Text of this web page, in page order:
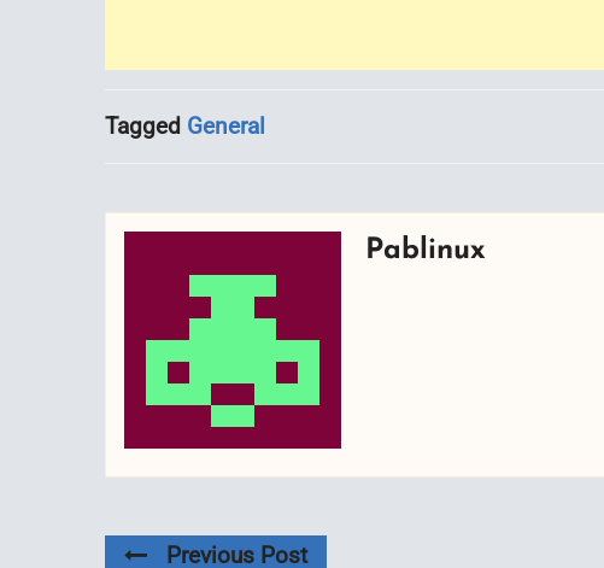
Tagged General
Pablinux
Previous Post